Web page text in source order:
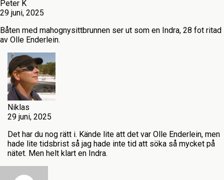
Peter K
29 juni, 2025
Båten med mahognysittbrunnen ser ut som en Indra, 28 fot ritad
av Olle Enderlein.
Niklas
29 juni, 2025
Det har du nog rätt i. Kände lite att det var Olle Enderlein, men
hade lite tidsbrist så jag hade inte tid att söka så mycket på
nätet. Men helt klart en Indra.